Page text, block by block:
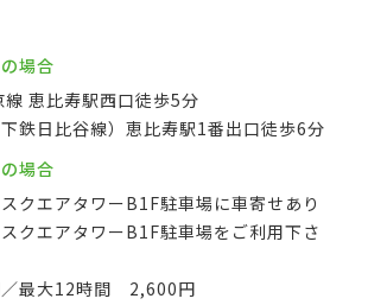
場合
恵比寿駅西口徒歩5分
鉄日比谷線）恵比寿駅1番出口徒歩6分
場合
クエアタワーB1F駐車場に車寄せあり
クエアタワーB1F駐車場をご利用下さ
最大12時間 2,600円